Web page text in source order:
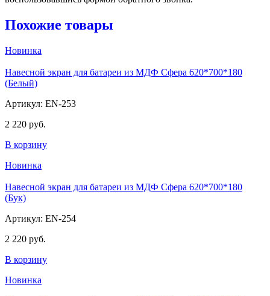
Похожие товары
Новинка
Навесной экран для батареи из МДФ Сфера 620*700*180
(Белый)
Артикул: EN-253
2 220 руб.
В корзину
Новинка
Навесной экран для батареи из МДФ Сфера 620*700*180
(Бук)
Артикул: EN-254
2 220 руб.
В корзину
Новинка